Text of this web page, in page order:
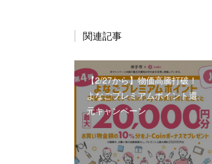
関連記事
【2/27から】物価高騰打破！
よなごプレミアムポイント還
元キャンペーン